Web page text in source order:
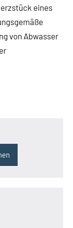
eines
von Abwasser